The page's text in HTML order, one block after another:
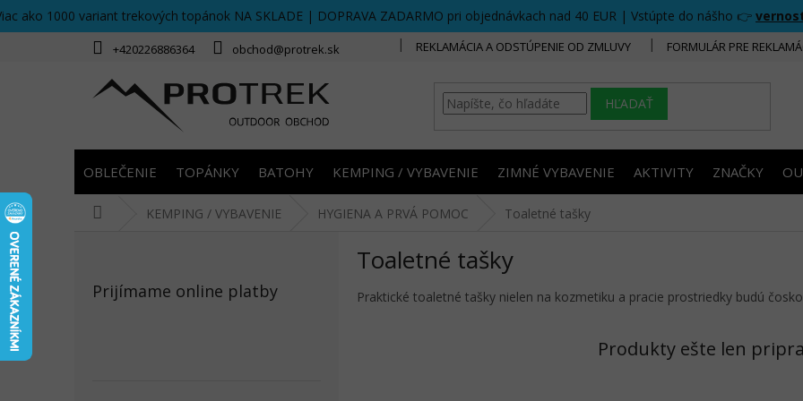
Prejsť
na
ako 1000 variant trekových topánok NA SKLADE | DOPRAVA ZADARMO pri objednávkach nad 40 EUR | Vstúpte do nášho 👉
+420226886364 obchod@protrek.sk REKLAMÁCIA A ODSTÚPENIE OD ZMLUVY FORMULÁR PRE
HĽADAŤ
OBLEČENIE TOPÁNKY BATOHY KEMPING / VYBAVENIE ZIMNÉ VYBAVENIE AKTIVITY ZNAČKY
DomovKEMPING / VYBAVENIE HYGIENA A PRVÁ POMOC Toaletné tašky
Prijímame online platby
Toaletné tašky
Praktické toaletné tašky nielen na kozmetiku a pracie prostriedky budú
Produkty ešte len